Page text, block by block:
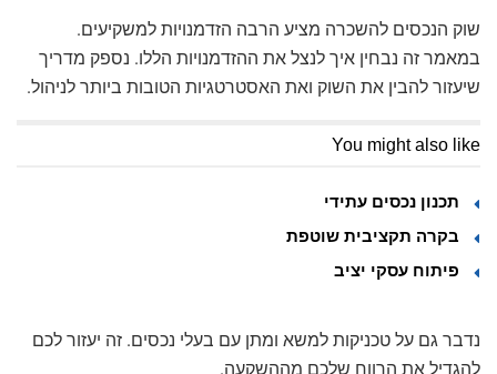
שוק הנכסים להשכרה מציע הרבה הזדמנויות למשקיעים.
במאמר זה נבחין איך לנצל את ההזדמנויות הללו. נספק מדריך
שיעזור להבין את השוק ואת האסטרטגיות הטובות ביותר לניהול.
You might also like
תכנון נכסים עתידי
בקרה תקציבית שוטפת
פיתוח עסקי יציב
נדבר גם על טכניקות למשא ומתן עם בעלי נכסים. זה יעזור לכם
להגדיל את הרווח שלכם מההשקעה.